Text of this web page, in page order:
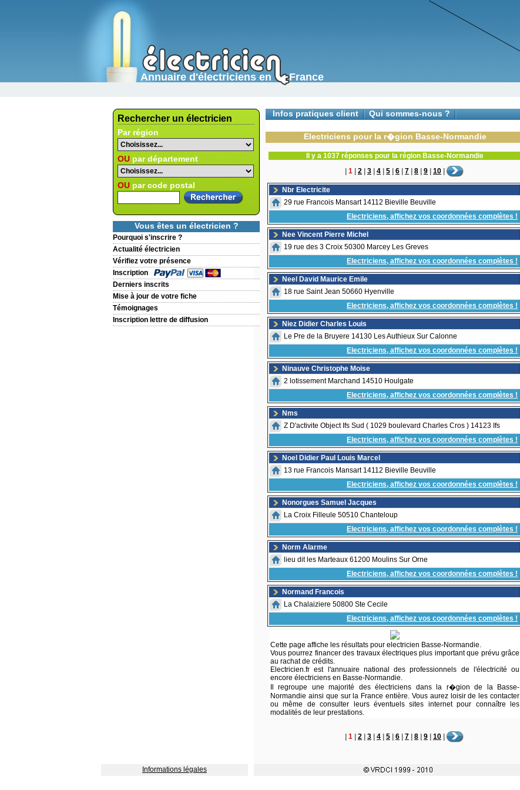
Annuaire d'électriciens en France
Rechercher un électricien
Par région
OU par département
OU par code postal
Vous êtes un électricien ?
Pourquoi s'inscrire ?
Actualité électricien
Vérifiez votre présence
Inscription
Derniers inscrits
Mise à jour de votre fiche
Témoignages
Inscription lettre de diffusion
Infos pratiques client
Qui sommes-nous ?
Electriciens pour la r�gion Basse-Normandie
Il y a 1037 réponses pour la région Basse-Normandie
1 2 3 4 5 6 7 8 9 10
Nbr Electricite
29 rue Francois Mansart 14112 Bieville Beuville
Electriciens, affichez vos coordonnées complètes !
Nee Vincent Pierre Michel
19 rue des 3 Croix 50300 Marcey Les Greves
Electriciens, affichez vos coordonnées complètes !
Neel David Maurice Emile
18 rue Saint Jean 50660 Hyenville
Electriciens, affichez vos coordonnées complètes !
Niez Didier Charles Louis
Le Pre de la Bruyere 14130 Les Authieux Sur Calonne
Electriciens, affichez vos coordonnées complètes !
Ninauve Christophe Moise
2 lotissement Marchand 14510 Houlgate
Electriciens, affichez vos coordonnées complètes !
Nms
Z D'activite Object Ifs Sud ( 1029 boulevard Charles Cros ) 14123 Ifs
Electriciens, affichez vos coordonnées complètes !
Noel Didier Paul Louis Marcel
13 rue Francois Mansart 14112 Bieville Beuville
Electriciens, affichez vos coordonnées complètes !
Nonorgues Samuel Jacques
La Croix Filleule 50510 Chanteloup
Electriciens, affichez vos coordonnées complètes !
Norm Alarme
lieu dit les Marteaux 61200 Moulins Sur Orne
Electriciens, affichez vos coordonnées complètes !
Normand Francois
La Chalaiziere 50800 Ste Cecile
Electriciens, affichez vos coordonnées complètes !
Cette page affiche les résultats pour electricien Basse-Normandie.
Vous pourrez financer des travaux électriques plus important que prévu grâce
au rachat de crédits.
Electricien.fr est l'annuaire national des professionnels de l'électricité ou
encore électriciens en Basse-Normandie.
Il regroupe une majorité des électriciens dans la r�gion de la Basse-
Normandie ainsi que sur la France entière. Vous aurez loisir de les contacter
ou même de consulter leurs éventuels sites internet pour connaître les
modalités de leur prestations.
1 2 3 4 5 6 7 8 9 10
Informations légales